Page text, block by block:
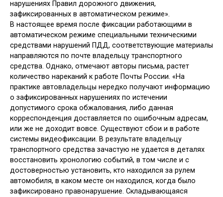
нарушениях Правил дорожного движения,
зафиксированных в автоматическом режиме».
В настоящее время после фиксации работающими в
автоматическом режиме специальными техническими
средствами нарушений ПДД, соответствующие материалы
направляются по почте владельцу транспортного
средства. Однако, отмечают авторы письма, растет
количество нареканий к работе Почты России. «На
практике автовладельцы нередко получают информацию
о зафиксированных нарушениях по истечении
допустимого срока обжалования, либо данная
корреспонденция доставляется по ошибочным адресам,
или же не доходит вовсе. Существуют сбои и в работе
системы видеофиксации. В результате владельцу
транспортного средства зачастую не удается в деталях
восстановить хронологию событий, в том числе и с
достоверностью установить, кто находился за рулем
автомобиля, в каком месте он находился, когда было
зафиксировано правонарушение. Складывающаяся